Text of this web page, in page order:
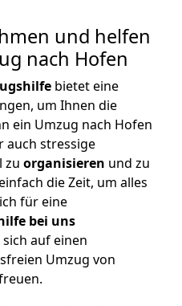
und helfen
nach Hofen
bietet eine
um Ihnen die
ein Umzug nach Hofen
auch stressige
zu organisieren und zu
die Zeit, um alles
für eine
bei uns
auf einen
Umzug von